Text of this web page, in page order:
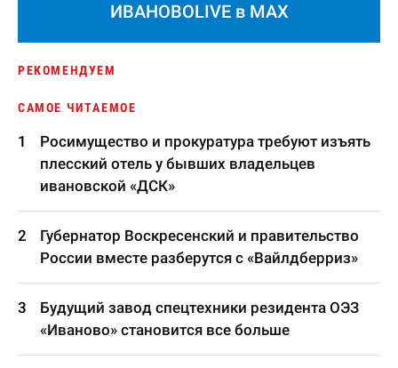
ИВАНОВОLIVE в MAX
РЕКОМЕНДУЕМ
САМОЕ ЧИТАЕМОЕ
Росимущество и прокуратура требуют изъять
плесский отель у бывших владельцев
ивановской «ДСК»
Губернатор Воскресенский и правительство
России вместе разберутся с «Вайлдберриз»
Будущий завод спецтехники резидента ОЭЗ
«Иваново» становится все больше